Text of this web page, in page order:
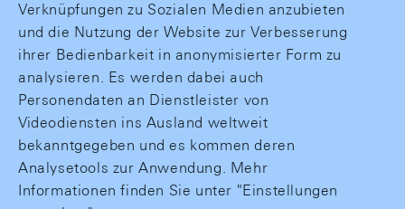
Verknüpfungen zu Sozialen Medien anzubieten
und die Nutzung der Website zur Verbesserung
ihrer Bedienbarkeit in anonymisierter Form zu
analysieren. Es werden dabei auch
Personendaten an Dienstleister von
Videodiensten ins Ausland weltweit
bekanntgegeben und es kommen deren
Analysetools zur Anwendung. Mehr
Informationen finden Sie unter "Einstellungen